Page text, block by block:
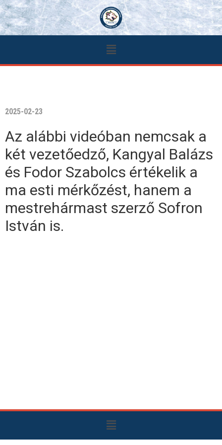
2025-02-23
Az alábbi videóban nemcsak a
két vezetőedző, Kangyal Balázs
és Fodor Szabolcs értékelik a
ma esti mérkőzést, hanem a
mestrehármast szerző Sofron
István is.